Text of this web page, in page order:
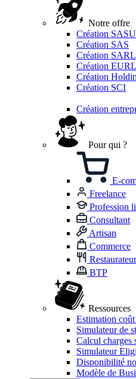
Notre offre
Création SASU
Création SAS
Création SARL
Création EURL
Création
Création SCI
Création
Pour qui ?
E-
Freelance
Profession
Consultant
Artisan
Commerce
Restaurateur
BTP
Ressources
Estimation
Simulateur de
Calcul charges
Simulateur
Disponibilité
Modèle de